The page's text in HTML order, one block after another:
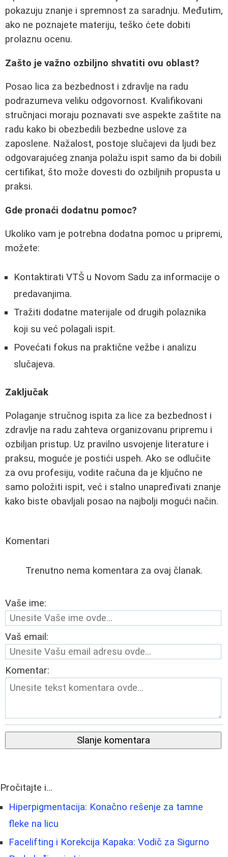
pokazuju znanje i spremnost za saradnju. Međutim,
ako ne poznajete materiju, teško ćete dobiti
prolaznu ocenu.
Zašto je važno ozbiljno shvatiti ovu oblast?
Posao lica za bezbednost i zdravlje na radu
podrazumeva veliku odgovornost. Kvalifikovani
stručnjaci moraju poznavati sve aspekte zaštite na
radu kako bi obezbedili bezbedne uslove za
zaposlene. Nažalost, postoje slučajevi da ljudi bez
odgovarajućeg znanja polažu ispit samo da bi dobili
certifikat, što može dovesti do ozbiljnih propusta u
praksi.
Gde pronaći dodatnu pomoc?
Ukoliko vam je potrebna dodatna pomoc u pripremi,
možete:
Kontaktirati VTŠ u Novom Sadu za informacije o
predavanjima.
Tražiti dodatne materijale od drugih polaznika
koji su već polagali ispit.
Povećati fokus na praktične vežbe i analizu
slučajeva.
Zaključak
Polaganje stručnog ispita za lice za bezbednost i
zdravlje na radu zahteva organizovanu pripremu i
ozbiljan pristup. Uz pravilno usvojenje literature i
praksu, moguće je postići uspeh. Ako se odlučite
za ovu profesiju, vodite računa da je ključno ne
samo položiti ispit, već i stalno unapređivati znanje
kako biste obavljali posao na najbolji mogući način.
Komentari
Trenutno nema komentara za ovaj članak.
Vaše ime:
Vaš email:
Komentar:
Slanje komentara
Pročitajte i...
Hiperpigmentacija: Konačno rešenje za tamne
fleke na licu
Facelifting i Korekcija Kapaka: Vodič za Sigurno